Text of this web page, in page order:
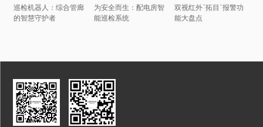
巡检机器人：综合管廊
的智慧守护者
为安全而生：配电房智
能巡检系统
双视红外“拓目”报警功
能大盘点